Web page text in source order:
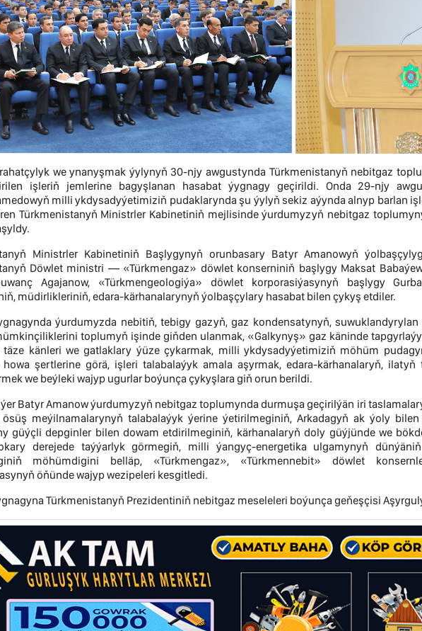
we ynanyşmak ýylynyň 30-njy awgustynda Türkmenistanyň nebitgaz
işleriň jemlerine bagyşlanan hasabat ýygnagy geçirildi. Onda 29-njy
milli ykdysadyýetimiziň pudaklarynda şu ýylyň sekiz aýynda alnyp barlan
Türkmenistanyň Ministrler Kabinetiniň mejlisinde ýurdumyzyň nebitgaz
Ministrler Kabinetiniň Başlygynyň orunbasary Batyr Amanowyň
Döwlet ministri — «Türkmengaz» döwlet konserniniň başlygy Maksat
Agajanow, «Türkmengeologiýa» döwlet korporasiýasynyň başlygy
müdirlikleriniň, edara-kärhanalarynyň ýolbaşçylary hasabat bilen çykyş etdiler.
ýurdumyzda nebitiň, tebigy gazyň, gaz kondensatynyň,
toplumyň işinde giňden ulanmak, «Galkynyş» gaz käninde
känleri we gatlaklary ýüze çykarmak, milli ykdysadyýetimiziň möhüm
howa şertlerine görä, işleri talabalaýyk amala aşyrmak, edara-kärhanalaryň,
we beýleki wajyp ugurlar boýunça çykyşlara giň orun berildi.
Batyr Amanow ýurdumyzyň nebitgaz toplumynda durmuşa geçirilýän iri
meýilnamalarynyň talabalaýyk ýerine ýetirilmeginiň, Arkadagyň ak ýoly
güýçli depginler bilen dowam etdirilmeginiň, kärhanalaryň doly güýjünde we
derejede taýýarlyk görmegiň, milli ýangyç-energetika ulgamynyň
möhümdigini belläp, «Türkmengaz», «Türkmennebit» döwlet
öňünde wajyp wezipeleri kesgitledi.
Türkmenistanyň Prezidentiniň nebitgaz meseleleri boýunça geňeşçisi